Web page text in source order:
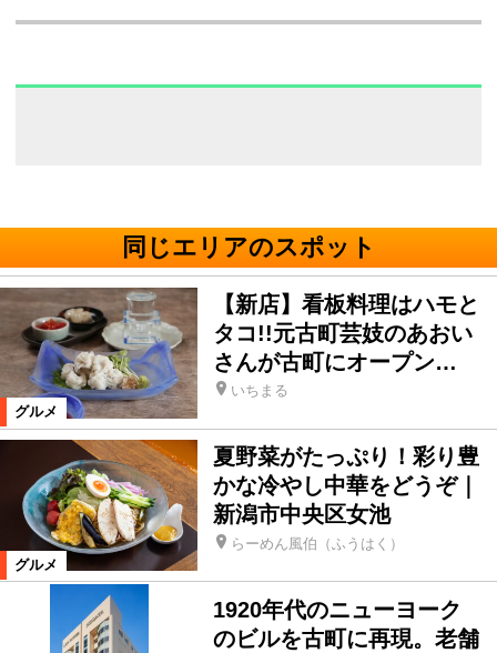
同じエリアのスポット
グルメ
【新店】看板料理はハモと
タコ!!元古町芸妓のあおい
さんが古町にオープン…
いちまる
グルメ
夏野菜がたっぷり！彩り豊
かな冷やし中華をどうぞ｜
新潟市中央区女池
らーめん風伯（ふうはく）
1920年代のニューヨーク
のビルを古町に再現。老舗